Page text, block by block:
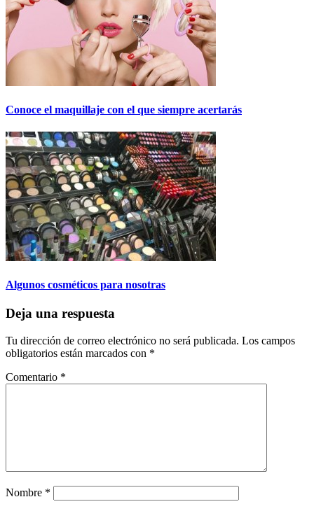
Conoce el maquillaje con el que siempre acertarás
Algunos cosméticos para nosotras
Deja una respuesta
Tu dirección de correo electrónico no será publicada. Los campos
obligatorios están marcados con *
Comentario *
Nombre *